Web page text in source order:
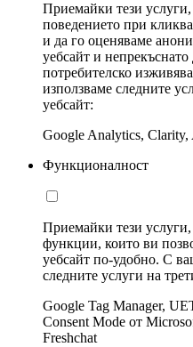
Приемайки тези
поведението при
и да го оценяваме
уебсайт и
потребителско
използваме следните
уебсайт:
Google Analytics, Clarity,
Функционалност
Приемайки тези
функции, които ви
уебсайт по-удобно. С
следните услуги на
Google Tag Manager,
Consent Mode от
Freshchat